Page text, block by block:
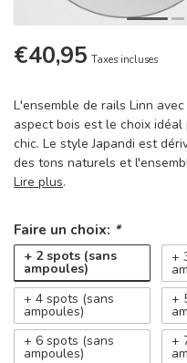
€40,95 Taxes incluses
L'ensemble de rails Linn
aspect bois est le choix
chic. Le style Japandi est
des tons naturels et
Lire plus.
Faire un choix: *
+ 2 spots (sans
ampoules)
+
+ 4 spots (sans
ampoules)
+
+ 6 spots (sans
ampoules)
+